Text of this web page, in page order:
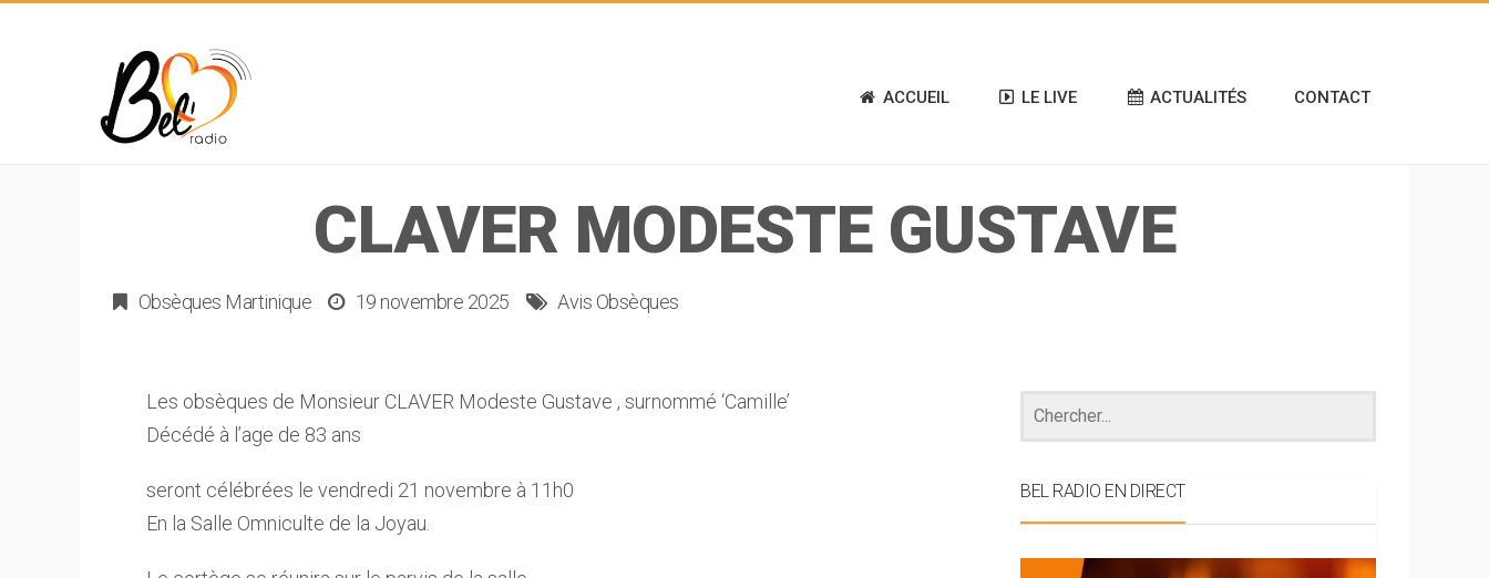
ACCUEIL LE LIVE ACTUALITÉS CONTACT
CLAVER MODESTE GUSTAVE
Obsèques Martinique 19 novembre 2025 Avis Obsèques
Les obsèques de Monsieur CLAVER Modeste Gustave , surnommé ‘Camille’
Décédé à l’age de 83 ans
seront célébrées le vendredi 21 novembre à 11h0
En la Salle Omniculte de la Joyau.
BEL RADIO EN DIRECT